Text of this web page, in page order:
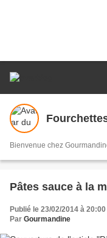
Bienvenue chez
Pâtes sauce à la
Publié le 23/02/2014 à 20:00
Par Gourmandine